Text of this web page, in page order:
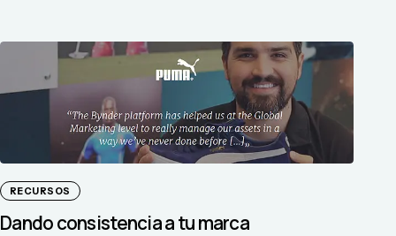
RECURSOS
Dando consistencia a tu marca